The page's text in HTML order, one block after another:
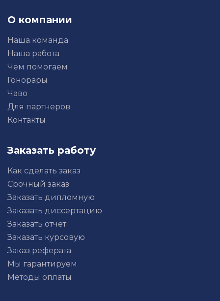
О компании
Наша команда
Наша работа
Чем помогаем
Гонорары
Чаво
Для партнеров
Контакты
Заказать работу
Как сделать заказ
Срочный заказ
Заказать дипломную
Заказать диссертацию
Заказать отчет
Заказать курсовую
Заказ реферата
Мы гарантируем
Методы оплаты